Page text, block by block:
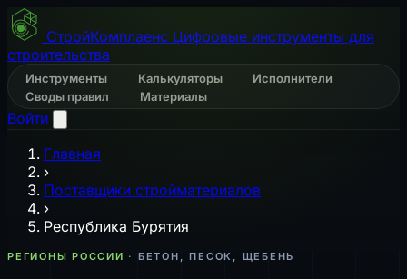
СтройКомплаенс Цифровые инструменты для
строительства
Инструменты Калькуляторы
Исполнители
Своды правил
Материалы
Войти
Главная
›
Поставщики стройматериалов
›
Республика Бурятия
РЕГИОНЫ РОССИИ · БЕТОН, ПЕСОК, ЩЕБЕНЬ